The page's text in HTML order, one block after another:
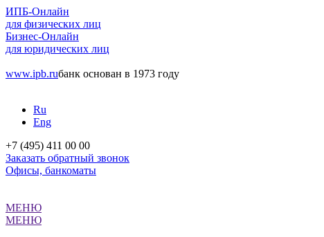
ИПБ-Онлайн
для физических лиц
Бизнес-Онлайн
для юридических лиц
www.ipb.ruбанк основан в 1973 году
Ru
Eng
+7 (495) 411 00 00
Заказать обратный звонок
Офисы, банкоматы
МЕНЮ
МЕНЮ